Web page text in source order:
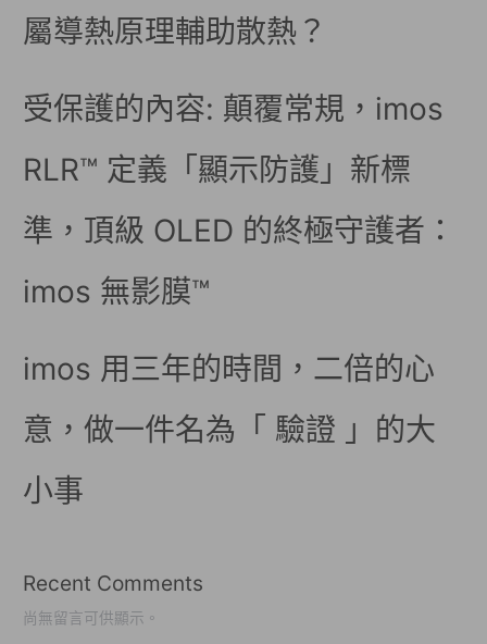
屬導熱原理輔助散熱？
受保護的內容: 顛覆常規，imos
RLR™ 定義「顯示防護」新標
準，頂級 OLED 的終極守護者：
imos 無影膜™
imos 用三年的時間，二倍的心
意，做一件名為「 驗證 」的大
小事
Recent Comments
尚無留言可供顯示。